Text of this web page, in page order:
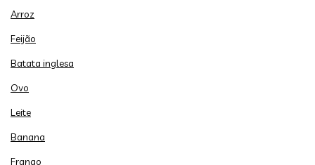
Arroz
Feijão
Batata inglesa
Ovo
Leite
Banana
Frango